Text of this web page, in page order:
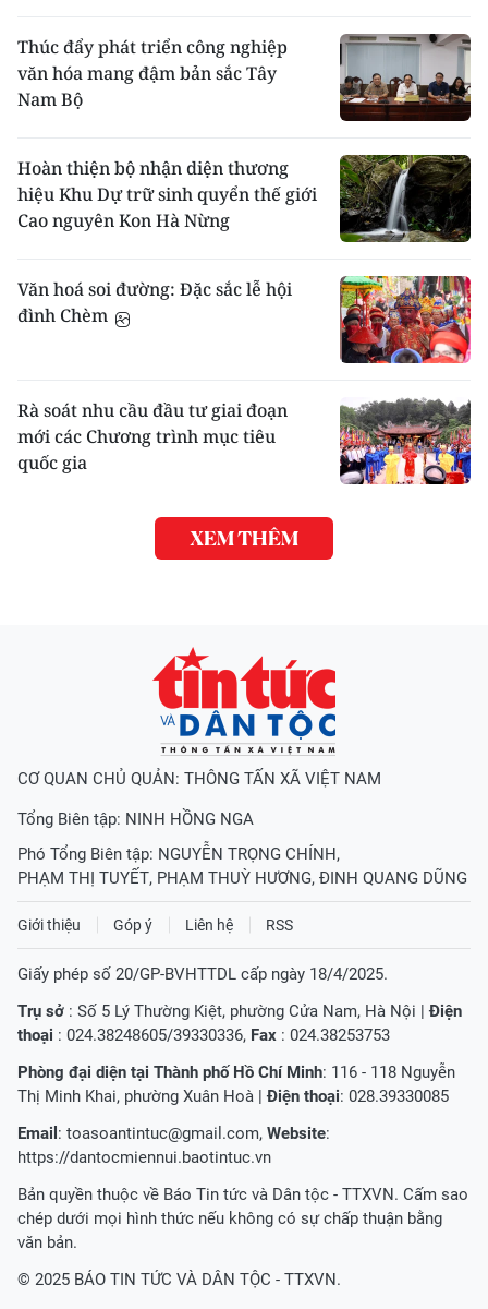
thơ ca. Ðặc biệt truyện Quả bầu với nạn
hồng thuỷ, Sự tích Bàn Vương rất phổ biến
trong người Dao. Múa, nhạc được họ sử dụng
chủ yếu trong các nghi lễ tôn giáo.
cà kheo.
Theo cema.gov.vn
Thúc đẩy phát triển công nghiệp
văn hóa mang đậm bản sắc Tây
Nam Bộ
Hoàn thiện bộ nhận diện thương
hiệu Khu Dự trữ sinh quyển thế giới
Cao nguyên Kon Hà Nừng
Văn hoá soi đường: Đặc sắc lễ hội
đình Chèm
Rà soát nhu cầu đầu tư giai đoạn
mới các Chương trình mục tiêu
quốc gia
XEM THÊM
CƠ QUAN CHỦ QUẢN: THÔNG TẤN XÃ VIỆT NAM
Tổng Biên tập: NINH HỒNG NGA
Phó Tổng Biên tập: NGUYỄN TRỌNG CHÍNH,
PHẠM THỊ TUYẾT, PHẠM THUỲ HƯƠNG, ĐINH QUANG DŨNG
Giới thiệu Góp ý Liên hệ RSS
Giấy phép số 20/GP-BVHTTDL cấp ngày 18/4/2025.
Trụ sở : Số 5 Lý Thường Kiệt, phường Cửa Nam, Hà Nội |Điện
thoại : 024.38248605/39330336, Fax : 024.38253753
Phòng đại diện tại Thành phố Hồ Chí Minh: 116 - 118 Nguyễn
Thị Minh Khai, phường Xuân Hoà |Điện thoại: 028.39330085
Email : toasoantintuc@gmail.com, Website:
https://dantocmiennui.baotintuc.vn
Bản quyền thuộc về Báo Tin tức và Dân tộc - TTXVN. Cấm sao
chép dưới mọi hình thức nếu không có sự chấp thuận bằng
văn bản.
© 2025 BÁO TIN TỨC VÀ DÂN TỘC - TTXVN.